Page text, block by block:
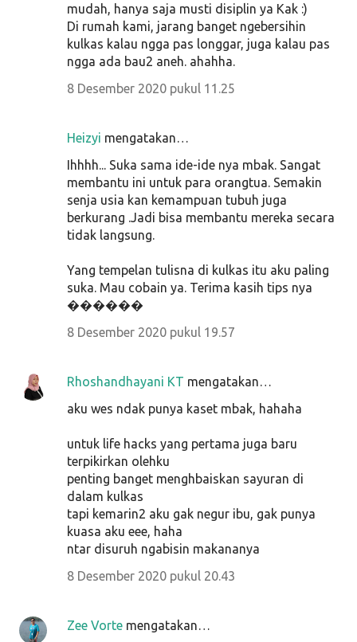
mudah, hanya saja musti disiplin ya Kak :)
Di rumah kami, jarang banget ngebersihin
kulkas kalau ngga pas longgar, juga kalau pas
ngga ada bau2 aneh. ahahha.
8 Desember 2020 pukul 11.25
Heizyi mengatakan…
Ihhhh... Suka sama ide-ide nya mbak. Sangat
membantu ini untuk para orangtua. Semakin
senja usia kan kemampuan tubuh juga
berkurang .Jadi bisa membantu mereka secara
tidak langsung.
Yang tempelan tulisna di kulkas itu aku paling
suka. Mau cobain ya. Terima kasih tips nya
������
8 Desember 2020 pukul 19.57
Rhoshandhayani KT mengatakan…
aku wes ndak punya kaset mbak, hahaha
untuk life hacks yang pertama juga baru
terpikirkan olehku
penting banget menghbaiskan sayuran di
dalam kulkas
tapi kemarin2 aku gak negur ibu, gak punya
kuasa aku eee, haha
ntar disuruh ngabisin makananya
8 Desember 2020 pukul 20.43
Zee Vorte mengatakan…